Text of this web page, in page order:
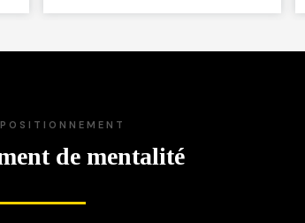
de mentalité